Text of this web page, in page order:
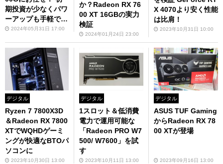
期投資が少なくパワ
ーアップも⼿軽でう
れしい
2024年05月31日 17:00
か？Radeon RX 76
00 XT 16GBの実力
検証
2024年01月24日 23:00
X 4070より安く性能
は比肩！
2023年10月31日 10:00
デジタル
Ryzen 7 7800X3D
＆Radeon RX 7800
XTでWQHDゲーミ
ングが快適なBTOパ
ソコンに
2023年10月30日 13:00
デジタル
1スロット＆低消費
電力で運用可能な
「Radeon PRO W7
500/ W7600」を試
す
2023年10月11日 13:00
デジタル
ASUS TUF Gaming
からRadeon RX 78
00 XTが登場
2023年09月16日 13:00